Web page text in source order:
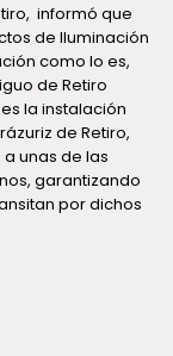
informó que
de Iluminación
como lo es,
de Retiro
la instalación
de Retiro,
unas de las
garantizando
por dichos